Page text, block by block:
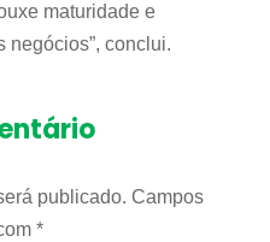
maturidade e
negócios”, conclui.
publicado. Campos
*